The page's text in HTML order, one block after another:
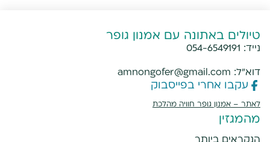
טיולים באתונה עם אמנון גופר
נייד: 054-6549191
דוא"ל: amnongofer@gmail.com
עקבו אחרי בפייסבוק
לאתר – אמנון גופר חוויה מהלכת
מהמגזין
הנקראים ביותר